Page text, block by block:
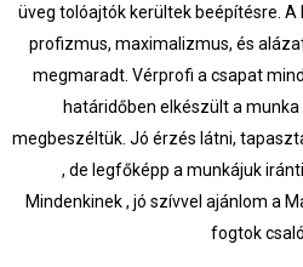
üveg tolóajtók kerültek beépítésre.
profizmus, maximalizmus, és
megmaradt. Vérprofi a csapat
határidőben elkészült a
megbeszéltük. Jó érzés látni,
, de legfőképp a munkájuk
Mindenkinek , jó szívvel ajánlom a
fogtok